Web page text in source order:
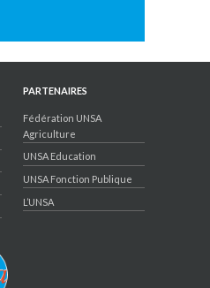
PARTENAIRES
Fédération UNSA
Agriculture
UNSA Education
UNSA Fonction Publique
L’UNSA